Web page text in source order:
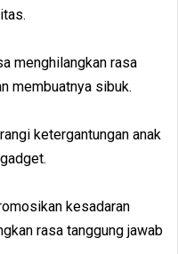
menghilangkan rasa
membuatnya sibuk.
ketergantungan anak
kesadaran
rasa tanggung jawab